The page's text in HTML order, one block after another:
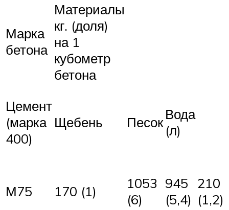
Марка
бетона
Материалы
кг. (доля)
на 1
кубометр
бетона
Цемент
(марка
400)
Щебень ПесокВода
(л)
М75 170 (1)
1053
(6)
945
(5,4)
210
(1,2)